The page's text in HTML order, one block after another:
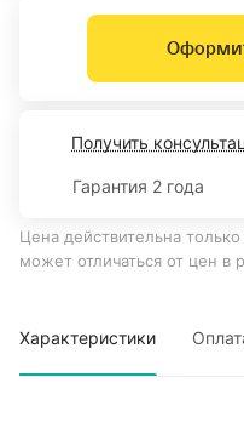
Получить
Гарантия 2 года
Цена действительна
может отличаться от цен в
Характеристики